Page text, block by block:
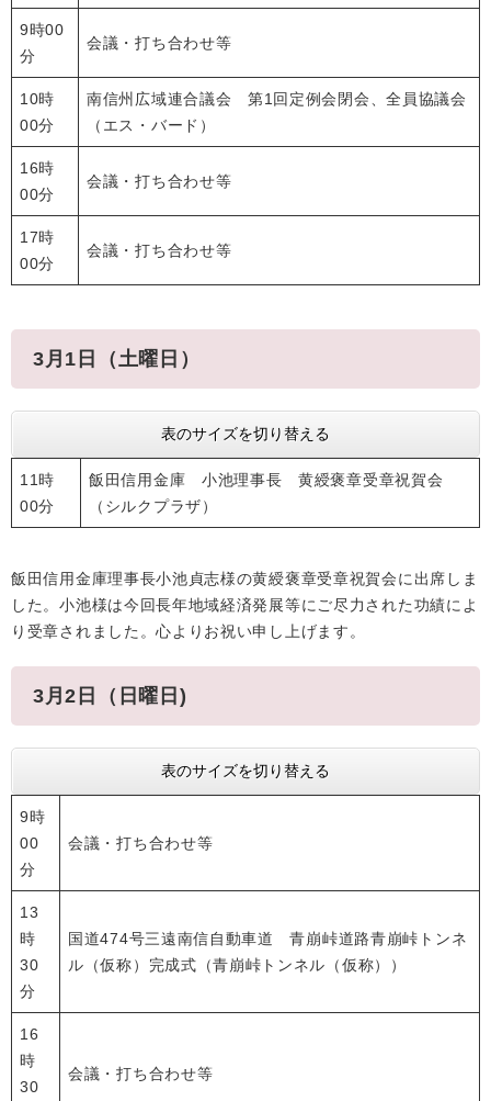
9時00
分
会議・打ち合わせ等
10時
00分
南信州広域連合議会 第1回定例会閉会、全員協議会
（エス・バード）
16時
00分
会議・打ち合わせ等
17時
00分
会議・打ち合わせ等
3月1日（土曜日）
表のサイズを切り替える
11時
00分
飯田信用金庫 小池理事長 黄綬褒章受章祝賀会
（シルクプラザ）
飯田信用金庫理事長小池貞志様の黄綬褒章受章祝賀会に出席しま
した。小池様は今回長年地域経済発展等にご尽力された功績によ
り受章されました。心よりお祝い申し上げます。
3月2日（日曜日)
表のサイズを切り替える
9時
00
分
会議・打ち合わせ等
13
時
30
分
国道474号三遠南信自動車道 青崩峠道路青崩峠トンネ
ル（仮称）完成式（青崩峠トンネル（仮称））
16
時
30
会議・打ち合わせ等